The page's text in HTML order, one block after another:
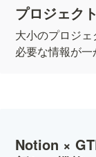
プロジェク
大小のプロジェ
必要な情報が
Notion ×